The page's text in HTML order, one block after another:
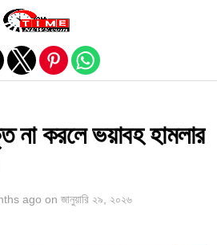
না করলে ভয়াবহ হামলার
ago on জানুয়ারি ২৯, ২০২৬
mobile version